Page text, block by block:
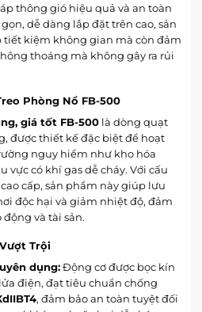
thông gió hiệu quả và an toàn
dễ dàng lắp đặt trên cao, sản
kiệm không gian mà còn đảm
thoáng mà không gây ra rủi
Phòng Nổ FB-500
giá tốt FB-500 là dòng quạt
được thiết kế đặc biệt để hoạt
nguy hiểm như kho hóa
vực có khí gas dễ cháy. Với cấu
cấp, sản phẩm này giúp lưu
độc hại và giảm nhiệt độ, đảm
và tài sản.
Trội
dụng:Động cơ được bọc kín
điện, đạt tiêu chuẩn chống
, đảm bảo an toàn tuyệt đối